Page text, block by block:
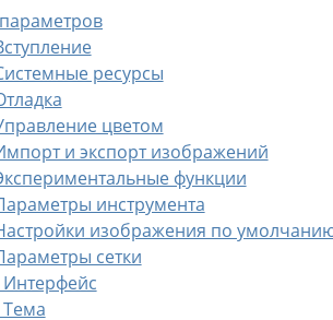
ресурсы
цветом
и экспорт изображений
функции
инструмента
изображения по
сетки
Интерфейс
Тема